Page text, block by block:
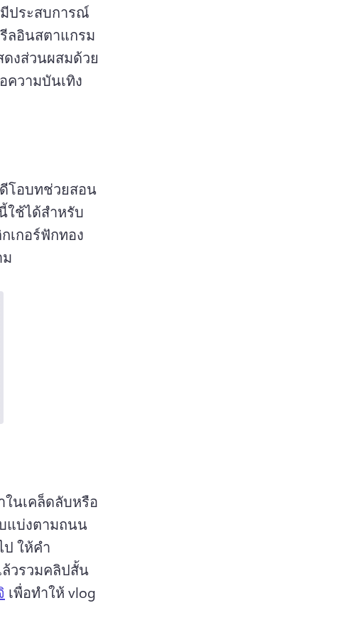
ประสบการณ์
งส่วนผสมด้วย
ความบันเทิง
โอบทช่วยสอน
ใช้ได้สําหรับ
เกอร์ฟักทอง
ในเคล็ดลับหรือ
แบ่งตามถนน
ป ให้คํา
วรวมคลิปสั้น
เพื่อทําให้ vlog